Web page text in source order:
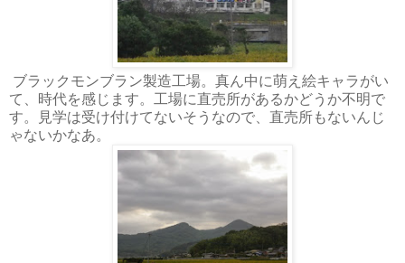
ブラックモンブラン製造工場。真ん中に萌え絵キャラがい
て、時代を感じます。工場に直売所があるかどうか不明で
す。見学は受け付けてないそうなので、直売所もないんじ
ゃないかなあ。